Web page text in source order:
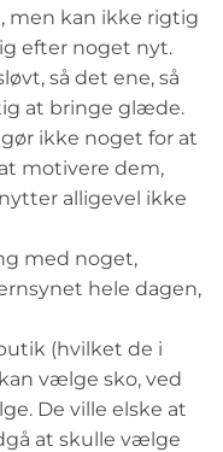
men kan ikke rigtig
efter noget nyt.
så det ene, så
at bringe glæde.
ikke noget for at
motivere dem,
alligevel ikke
med noget,
hele dagen,
(hvilket de i
vælge sko, ved
De ville elske at
at skulle vælge